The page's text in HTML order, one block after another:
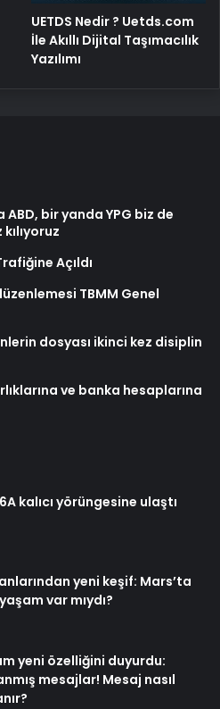
UETDS Nedir ? Uetds.com
İle Akıllı Dijital Taşımacılık
Yazılımı
bir yanda YPG biz de
Açıldı
TBMM Genel
dosyası ikinci kez disiplin
ve banka hesaplarına
kalıcı yörüngesine ulaştı
yeni keşif: Mars’ta
var mıydı?
yeni özelliğini duyurdu:
mesajlar! Mesaj nasıl